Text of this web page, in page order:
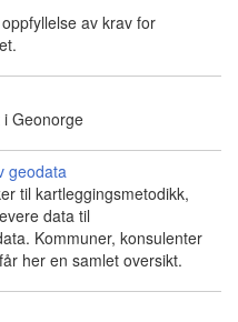
av krav for
Geonorge
geodata
til kartleggingsmetodikk,
data til
Kommuner, konsulenter
her en samlet oversikt.